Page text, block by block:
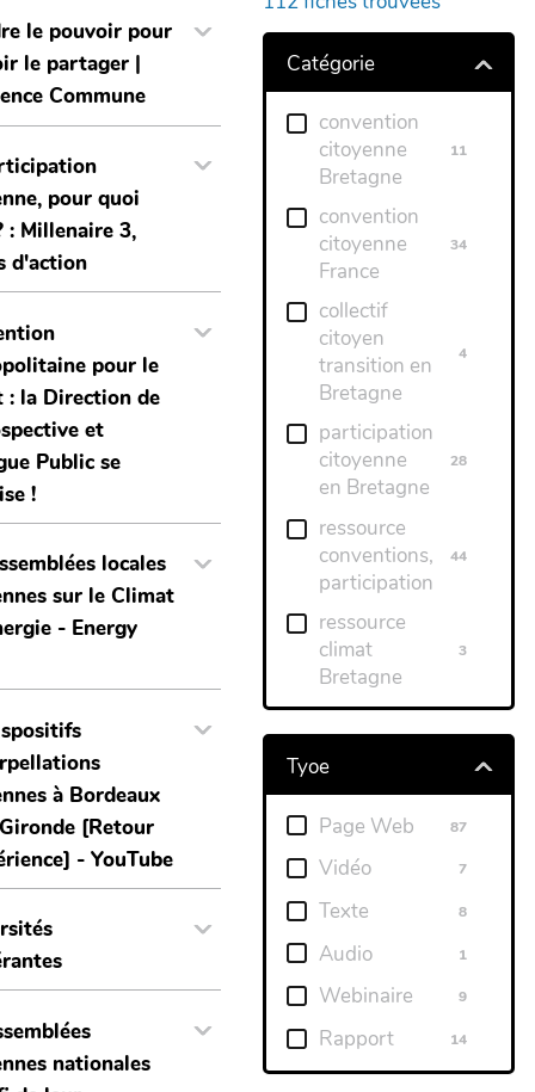
Catégorie
convention
citoyenne
Bretagne
11
convention
citoyenne
France
34
collectif
citoyen
transition en
Bretagne
4
participation
citoyenne
en Bretagne
28
ressource
conventions,
participation
44
ressource
climat
Bretagne
3
Tyoe
Page Web 87
Vidéo 7
Texte 8
Audio 1
Webinaire 9
Rapport 14
le pouvoir pour
le partager |
Commune
pour quoi
: Millenaire 3,
d'action
pour le
: la Direction de
et
Public se
!
locales
sur le Climat
- Energy
à Bordeaux
[Retour
- YouTube
nationales